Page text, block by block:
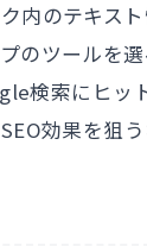
内のテキス
のツールを
検索にヒッ
効果を狙